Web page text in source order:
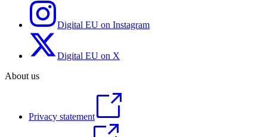
Digital EU on Instagram
Digital EU on X
About us
Privacy statement